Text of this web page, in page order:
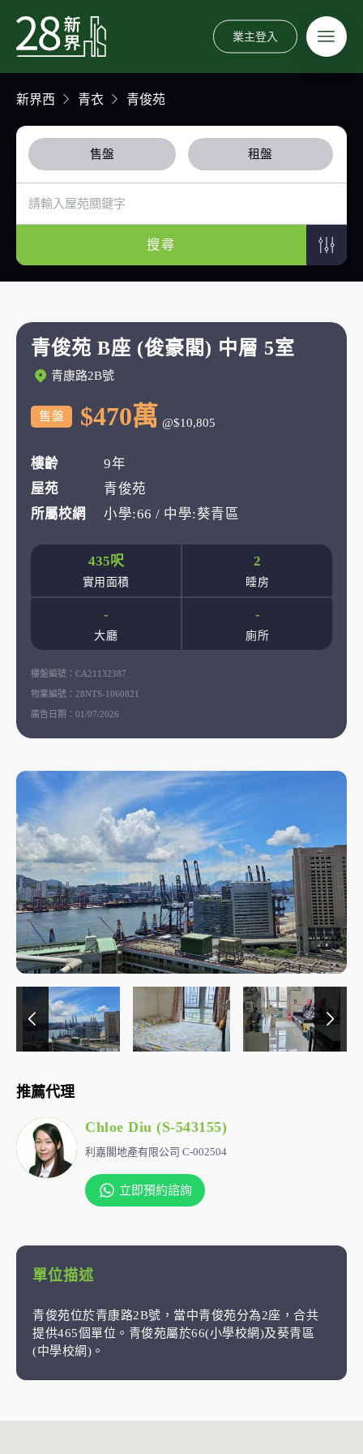
業主登入
新界西 青衣 青俊苑
售盤 租盤
搜尋
青俊苑 B座 (俊豪閣) 中層 5室
青康路2B號
售盤 $470萬 @$10,805
樓齡
9年
屋苑
青俊苑
所屬校網
小學:66 / 中學:葵青區
435呎
實用面積
2
睡房
-
大廳
-
廁所
樓盤編號： CA21132387
物業編號： 28NTS-1060821
廣告日期： 01/07/2026
推薦代理
Chloe Diu (S-543155)
利嘉閣地產有限公司 C-002504
立即預約諮詢
單位描述
青俊苑位於青康路2B號，當中青俊苑分為2座，合共
提供465個單位。青俊苑屬於66(小學校網)及葵青區
(中學校網)。